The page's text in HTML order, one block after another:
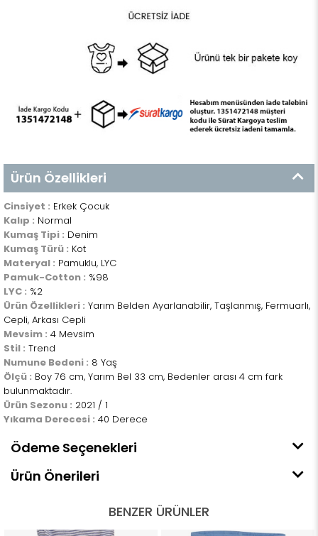
Ürün Özellikleri
Cinsiyet : Erkek Çocuk
Kalıp : Normal
Kumaş Tipi : Denim
Kumaş Türü : Kot
Materyal : Pamuklu, LYC
Pamuk-Cotton : %98
LYC : %2
Ürün Özellikleri : Yarım Belden Ayarlanabilir, Taşlanmış, Fermuarlı,
Cepli, Arkası Cepli
Mevsim : 4 Mevsim
Stil : Trend
Numune Bedeni : 8 Yaş
Ölçü : Boy 76 cm, Yarım Bel 33 cm, Bedenler arası 4 cm fark
bulunmaktadır.
Ürün Sezonu : 2021 / 1
Yıkama Derecesi : 40 Derece
Ödeme Seçenekleri
Ürün Önerileri
BENZER ÜRÜNLER